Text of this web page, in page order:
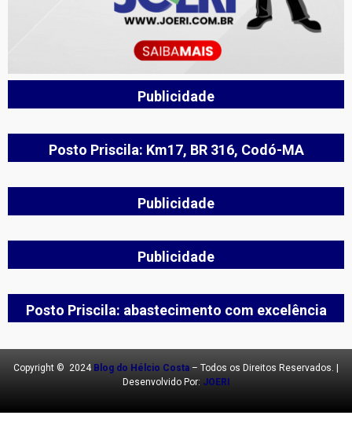
Publicidade
Posto Priscila: Km17, BR 316, Codó-MA
Publicidade
Publicidade
Posto Priscila: abastecimento com excelência
Copyright © 2024 Blog do Hélcio Costa – Todos os Direitos Reservados. |
Desenvolvido Por: JOERI